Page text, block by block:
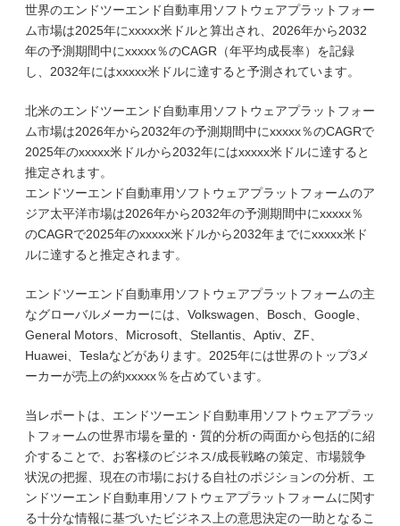
世界のエンドツーエンド自動車用ソフトウェアプラットフォー
ム市場は2025年にxxxxx米ドルと算出され、2026年から2032
年の予測期間中にxxxxx％のCAGR（年平均成長率）を記録
し、2032年にはxxxxx米ドルに達すると予測されています。
北米のエンドツーエンド自動車用ソフトウェアプラットフォー
ム市場は2026年から2032年の予測期間中にxxxxx％のCAGRで
2025年のxxxxx米ドルから2032年にはxxxxx米ドルに達すると
推定されます。
エンドツーエンド自動車用ソフトウェアプラットフォームのア
ジア太平洋市場は2026年から2032年の予測期間中にxxxxx％
のCAGRで2025年のxxxxx米ドルから2032年までにxxxxx米ド
ルに達すると推定されます。
エンドツーエンド自動車用ソフトウェアプラットフォームの主
なグローバルメーカーには、Volkswagen、Bosch、Google、
General Motors、Microsoft、Stellantis、Aptiv、ZF、
Huawei、Teslaなどがあります。2025年には世界のトップ3メ
ーカーが売上の約xxxxx％を占めています。
当レポートは、エンドツーエンド自動車用ソフトウェアプラッ
トフォームの世界市場を量的・質的分析の両面から包括的に紹
介することで、お客様のビジネス/成長戦略の策定、市場競争
状況の把握、現在の市場における自社のポジションの分析、エ
ンドツーエンド自動車用ソフトウェアプラットフォームに関す
る十分な情報に基づいたビジネス上の意思決定の一助となるこ